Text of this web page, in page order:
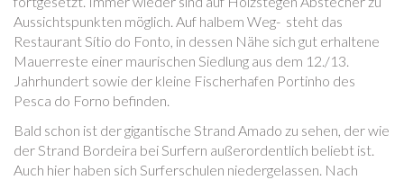
Aussichtspunkten möglich. Auf halbem Weg- steht das
Restaurant Sítio do Fonto, in dessen Nähe sich gut erhaltene
Mauerreste einer maurischen Siedlung aus dem 12./13.
Jahrhundert sowie der kleine Fischerhafen Portinho des
Pesca do Forno befinden.
Bald schon ist der gigantische Strand Amado zu sehen, der wie
der Strand Bordeira bei Surfern außerordentlich beliebt ist.
Auch hier haben sich Surferschulen niedergelassen. Nach